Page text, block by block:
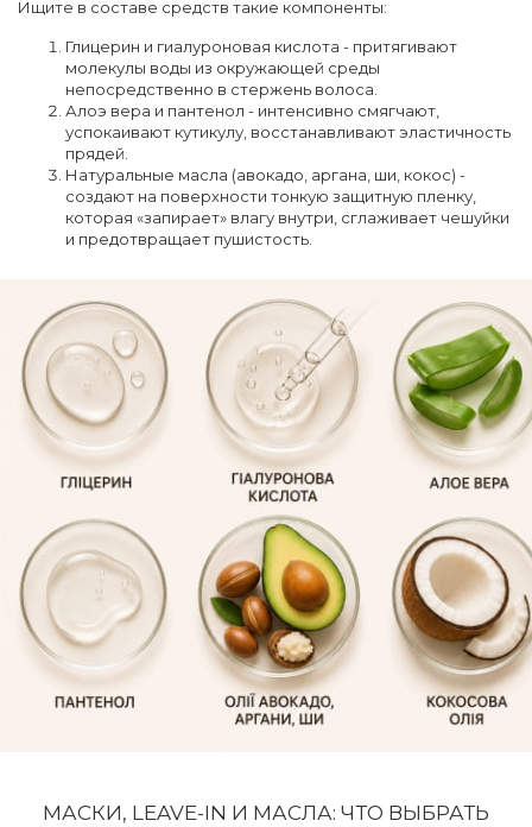
Ищите в составе средств такие компоненты:
Глицерин и гиалуроновая кислота - притягивают
молекулы воды из окружающей среды
непосредственно в стержень волоса.
Алоэ вера и пантенол - интенсивно смягчают,
успокаивают кутикулу, восстанавливают эластичность
прядей.
Натуральные масла (авокадо, аргана, ши, кокос) -
создают на поверхности тонкую защитную пленку,
которая «запирает» влагу внутри, сглаживает чешуйки
и предотвращает пушистость.
МАСКИ, LEAVE-IN И МАСЛА: ЧТО ВЫБРАТЬ